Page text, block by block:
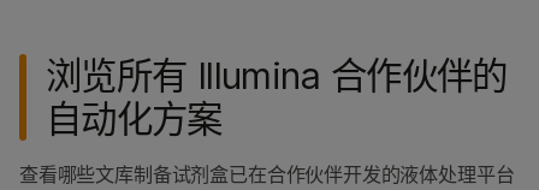
浏览所有 Illumina 合作伙伴的
自动化方案
查看哪些文库制备试剂盒已在合作伙伴开发的液体处理平台